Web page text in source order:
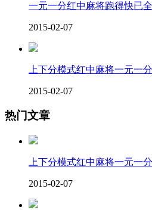
一元一分红中麻将跑得快已
2015-02-07
上下分模式红中麻将一元一
2015-02-07
热门文章
上下分模式红中麻将一元一
2015-02-07